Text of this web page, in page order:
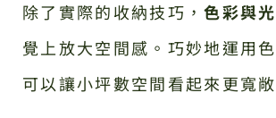
除了實際的收納技巧，色彩與
覺上放大空間感。巧妙地運用
可以讓小坪數空間看起來更寬敞